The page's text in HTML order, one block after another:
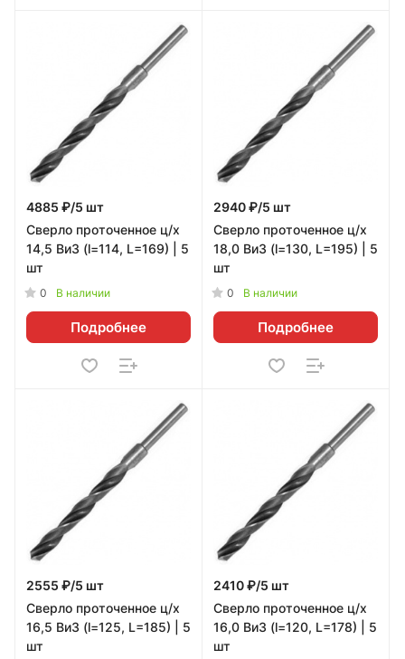
4885 ₽/5 шт
Сверло проточенное ц/х
14,5 ВиЗ (l=114, L=169) | 5
шт
0 В наличии
Подробнее
2940 ₽/5 шт
Сверло проточенное ц/х
18,0 ВиЗ (l=130, L=195) | 5
шт
0 В наличии
Подробнее
2555 ₽/5 шт
Сверло проточенное ц/х
16,5 ВиЗ (l=125, L=185) | 5
шт
2410 ₽/5 шт
Сверло проточенное ц/х
16,0 ВиЗ (l=120, L=178) | 5
шт